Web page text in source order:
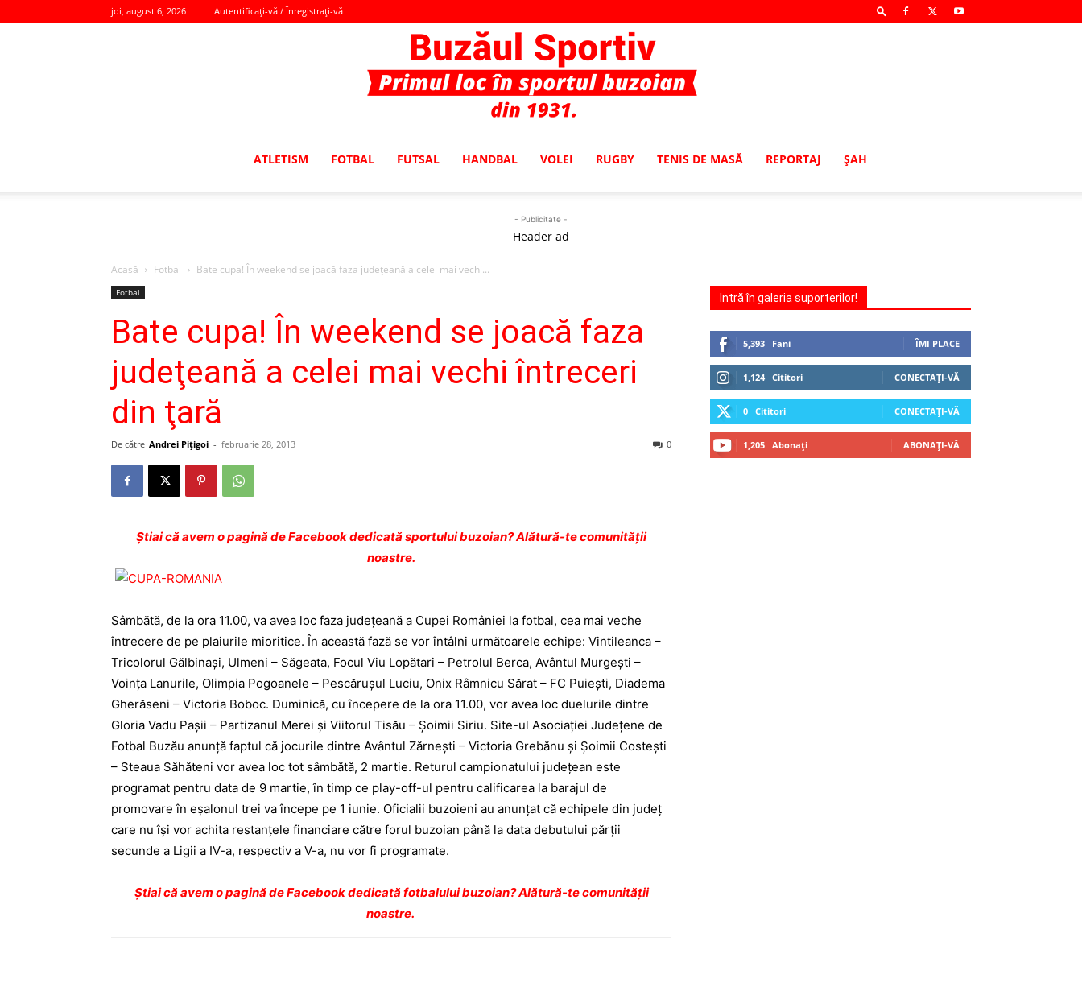
joi, august 6, 2026 Autentificați-vă / Înregistrați-vă
ATLETISM FOTBAL FUTSAL HANDBAL VOLEI RUGBY TENIS DE MASĂ REPORTAJ ŞAH
- Publicitate -
Header ad
Acasă Fotbal Bate cupa! În weekend se joacă faza judeţeană a celei mai vechi...
Fotbal
Bate cupa! În weekend se joacă faza
judeţeană a celei mai vechi întreceri
din ţară
De către Andrei Pițigoi - februarie 28, 2013 0
Ştiai că avem o pagină de Facebook dedicată sportului buzoian? Alătură-te comunității
noastre.
Sâmbătă, de la ora 11.00, va avea loc faza judeţeană a Cupei României la fotbal, cea mai veche
întrecere de pe plaiurile mioritice. În această fază se vor întâlni urmă­toarele echipe: Vintileanca –
Tricolorul Gălbinaşi, Ulmeni – Săgeata, Focul Viu Lopătari – Petrolul Berca, Avântul Murgeşti –
Voinţa Lanurile, Olimpia Pogoanele – Pescăruşul Luciu, Onix Râmnicu Sărat – FC Puieşti, Diadema
Gherăseni – Victoria Boboc. Duminică, cu începere de la ora 11.00, vor avea loc duelurile dintre
Gloria Vadu Paşii – Partizanul Merei şi Viitorul Tisău – Şoimii Siriu. Site-ul Asociaţiei Judeţene de
Fotbal Buzău anunţă faptul că jocurile dintre Avântul Zărneşti – Victoria Grebănu şi Şoimii Costeşti
– Steaua Săhăteni vor avea loc tot sâmbătă, 2 martie. Returul campionatului judeţean este
programat pentru data de 9 martie, în timp ce play-off-ul pentru calificarea la barajul de
promovare în eşalonul trei va începe pe 1 iunie. Oficialii buzoieni au anunţat că echipele din judeţ
care nu îşi vor achita restanţele financiare către forul buzoian până la data debutului părţii
secunde a Ligii a IV-a, ­respectiv a V-a, nu vor fi programate.
Ştiai că avem o pagină de Facebook dedicată fotbalului buzoian? Alătură-te comunității
noastre.
Intră în galeria suporterilor!
5,393 Fani ÎMI PLACE
1,124 Cititori CONECTAȚI-VĂ
0 Cititori CONECTAȚI-VĂ
1,205 Abonați ABONAȚI-VĂ